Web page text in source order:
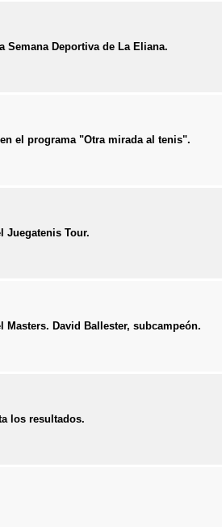
Semana Deportiva de La Eliana.
el programa "Otra mirada al tenis".
Juegatenis Tour.
David Ballester, subcampeón.
los resultados.